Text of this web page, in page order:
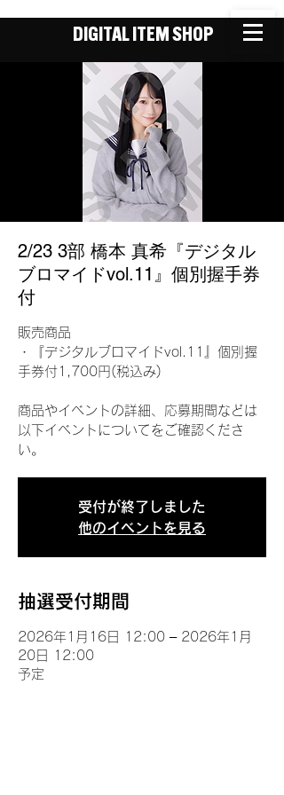
DIGITAL ITEM SHOP
2/23 3部 橋本 真希『デジタル
ブロマイドvol.11』個別握手券
付
販売商品
・『デジタルブロマイドvol.11』個別握
手券付1,700円(税込み)
商品やイベントの詳細、応募期間などは
以下イベントについてをご確認くださ
い。
受付が終了しました
他のイベントを見る
抽選受付期間
2026年1月16日 12:00 – 2026年1月
20日 12:00
予定